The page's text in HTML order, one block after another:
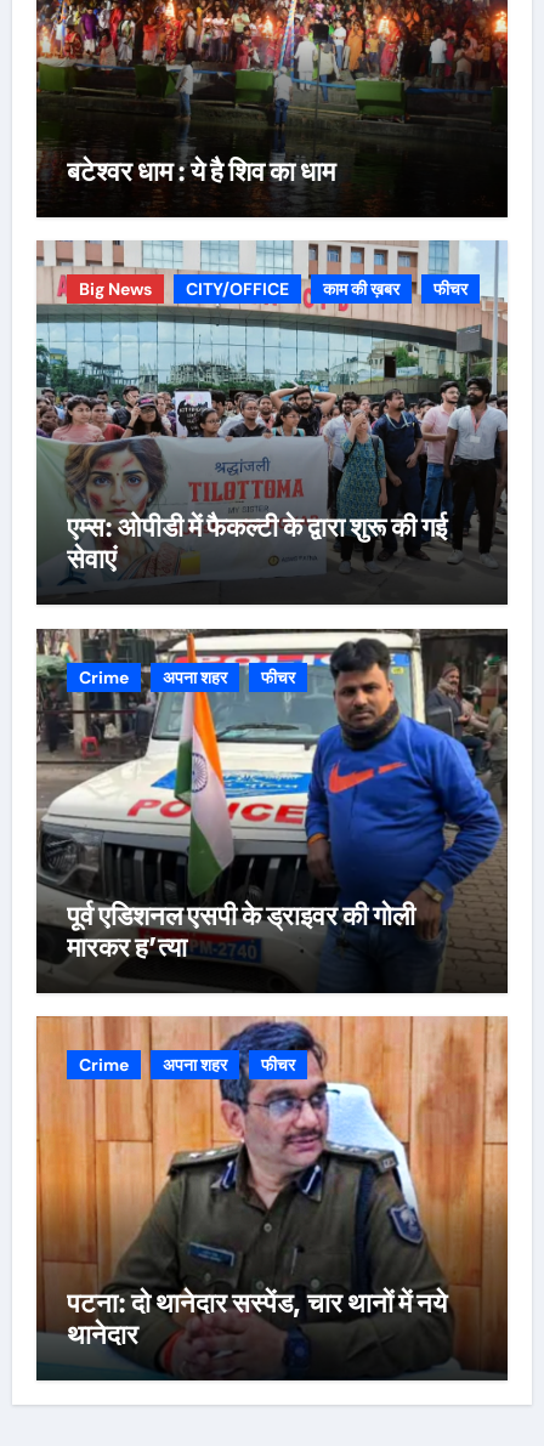
बटेश्वर धाम : ये है शिव का धाम
Big News CITY/OFFICE काम की ख़बर फीचर
एम्स: ओपीडी में फैकल्टी के द्वारा शुरू की गई
सेवाएं
Crime अपना शहर फीचर
पूर्व एडिशनल एसपी के ड्राइवर की गोली
मारकर ह’त्या
Crime अपना शहर फीचर
पटना: दो थानेदार सस्पेंड, चार थानों में नये
थानेदार